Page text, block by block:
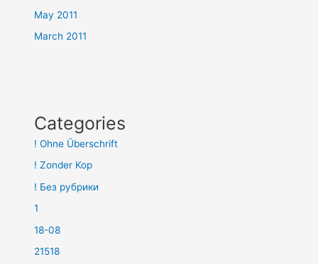
May 2011
March 2011
Categories
! Ohne Überschrift
! Zonder Kop
! Без рубрики
1
18-08
21518